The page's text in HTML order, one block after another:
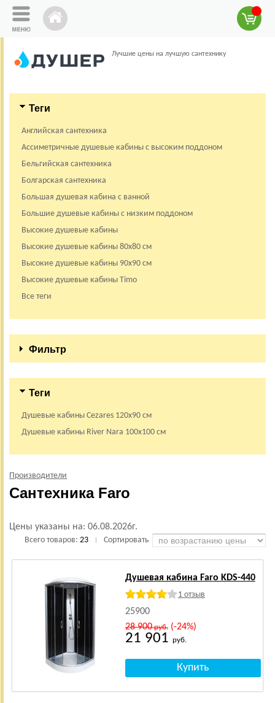
Лучшие цены на лучшую сантехнику
Теги
Английская сантехника
Ассиметричные душевые кабины с высоким поддоном
Бельгийская сантехника
Болгарская сантехника
Большая душевая кабина с ванной
Большие душевые кабины с низким поддоном
Высокие душевые кабины
Высокие душевые кабины 80х80 см
Высокие душевые кабины 90х90 см
Высокие душевые кабины Timo
Все теги
Фильтр
Теги
Душевые кабины Cezares 120х90 см
Душевые кабины River Nara 100х100 см
Производители
Сантехника Faro
Цены указаны на: 06.08.2026г.
Всего товаров: 23 Сортировать
Душевая кабина Faro KDS-440
1 отзыв
25900
28 900руб.(-24%)
21 901 руб.